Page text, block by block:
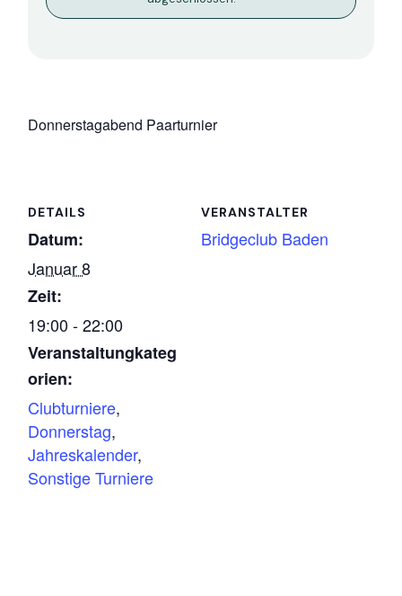
Donnerstagabend Paarturnier
DETAILS
Datum:
Januar 8
Zeit:
19:00 - 22:00
Veranstaltungkateg
orien:
Clubturniere,
Donnerstag,
Jahreskalender,
Sonstige Turniere
VERANSTALTER
Bridgeclub Baden